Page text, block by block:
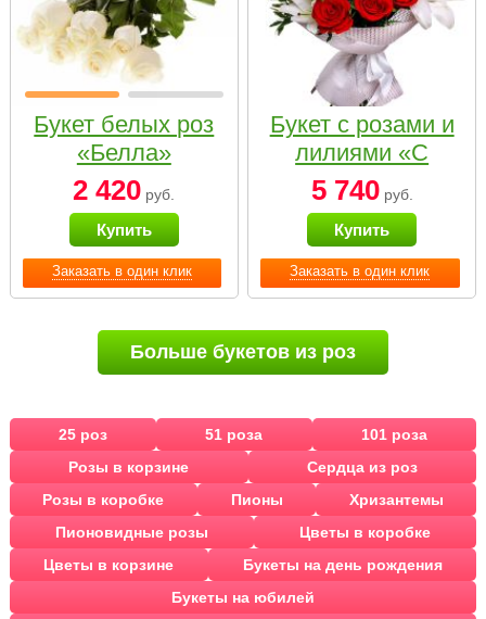
Заказать в один клик
Букет белых роз
«Белла»
2 420 руб.
Купить
Заказать в один клик
Букет с розами и
лилиями «С
наилучшими
пожеланиями»
5 740руб.
Купить
Больше букетов из роз
25 роз 51 роза
101 роза
Розы в корзине
Сердца из роз
Розы в коробке
Пионы
Хризантемы
Пионовидные розы
Цветы в коробке
Цветы в корзине
Букеты на день рождения
Букеты на юбилей